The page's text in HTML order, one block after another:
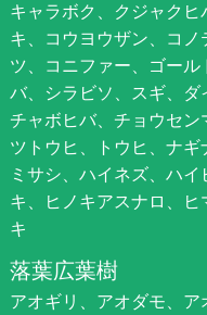
キャラボク、クジャク
キ、コウヨウザン、コ
ツ、コニファー、ゴー
バ、シラビソ、スギ、ダ
チャボヒバ、チョウセン
ツトウヒ、トウヒ、ナ
ミサシ、ハイネズ、ハ
キ、ヒノキアスナロ、
キ
落葉広葉樹
アオギリ、アオダモ、